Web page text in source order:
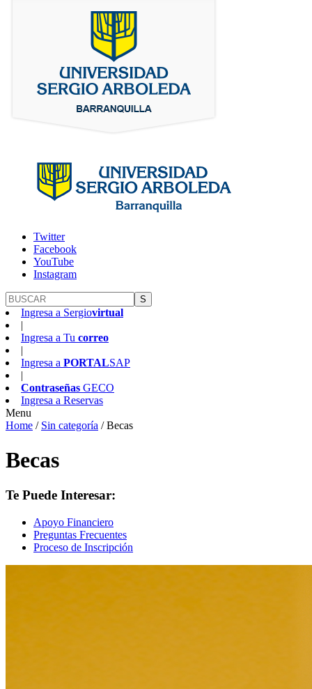
Twitter
Facebook
YouTube
Instagram
S
Ingresa a Sergiovirtual
Ingresa a Tu correo
Ingresa a PORTALSAP
Contraseñas GECO
Ingresa a Reservas
Menu
Home / Sin categoría /Becas
Becas
Te Puede Interesar:
Apoyo Financiero
Preguntas Frecuentes
Proceso de Inscripción